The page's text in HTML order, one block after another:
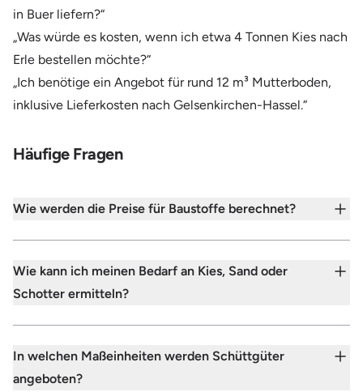
in Buer liefern?“
„Was würde es kosten, wenn ich etwa 4 Tonnen Kies nach
Erle bestellen möchte?“
„Ich benötige ein Angebot für rund 12 m³ Mutterboden,
inklusive Lieferkosten nach Gelsenkirchen-Hassel.“
Häufige Fragen
Wie werden die Preise für Baustoffe berechnet?
Wie kann ich meinen Bedarf an Kies, Sand oder
Schotter ermitteln?
In welchen Maßeinheiten werden Schüttgüter
angeboten?